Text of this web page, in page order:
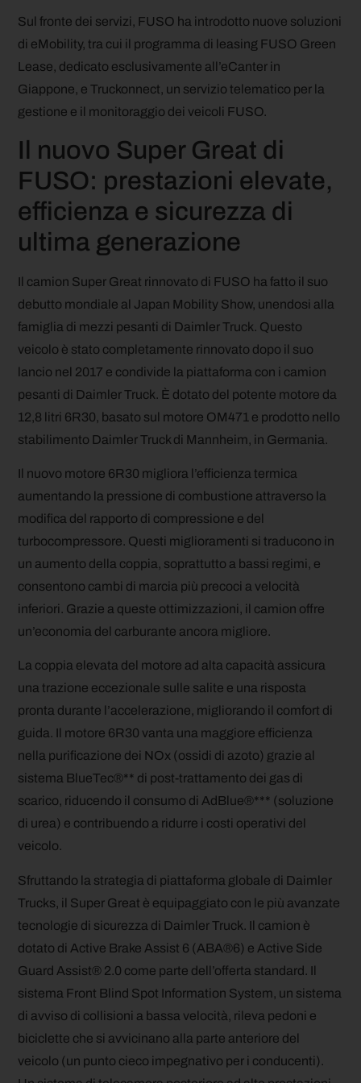
Sul fronte dei servizi, FUSO ha introdotto nuove soluzioni
di eMobility, tra cui il programma di leasing FUSO Green
Lease, dedicato esclusivamente all’eCanter in
Giappone, e Truckonnect, un servizio telematico per la
gestione e il monitoraggio dei veicoli FUSO.
Il nuovo Super Great di
FUSO: prestazioni elevate,
efficienza e sicurezza di
ultima generazione
Il camion Super Great rinnovato di FUSO ha fatto il suo
debutto mondiale al Japan Mobility Show, unendosi alla
famiglia di mezzi pesanti di Daimler Truck. Questo
veicolo è stato completamente rinnovato dopo il suo
lancio nel 2017 e condivide la piattaforma con i camion
pesanti di Daimler Truck. È dotato del potente motore da
12,8 litri 6R30, basato sul motore OM471 e prodotto nello
stabilimento Daimler Truck di Mannheim, in Germania.
Il nuovo motore 6R30 migliora l’efficienza termica
aumentando la pressione di combustione attraverso la
modifica del rapporto di compressione e del
turbocompressore. Questi miglioramenti si traducono in
un aumento della coppia, soprattutto a bassi regimi, e
consentono cambi di marcia più precoci a velocità
inferiori. Grazie a queste ottimizzazioni, il camion offre
un’economia del carburante ancora migliore.
La coppia elevata del motore ad alta capacità assicura
una trazione eccezionale sulle salite e una risposta
pronta durante l’accelerazione, migliorando il comfort di
guida. Il motore 6R30 vanta una maggiore efficienza
nella purificazione dei NOx (ossidi di azoto) grazie al
sistema BlueTec®** di post-trattamento dei gas di
scarico, riducendo il consumo di AdBlue®*** (soluzione
di urea) e contribuendo a ridurre i costi operativi del
veicolo.
Sfruttando la strategia di piattaforma globale di Daimler
Trucks, il Super Great è equipaggiato con le più avanzate
tecnologie di sicurezza di Daimler Truck. Il camion è
dotato di Active Brake Assist 6 (ABA®6) e Active Side
Guard Assist® 2.0 come parte dell’offerta standard. Il
sistema Front Blind Spot Information System, un sistema
di avviso di collisioni a bassa velocità, rileva pedoni e
biciclette che si avvicinano alla parte anteriore del
veicolo (un punto cieco impegnativo per i conducenti).